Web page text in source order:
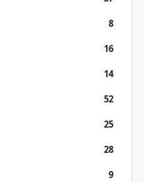
8
16
14
52
25
28
9